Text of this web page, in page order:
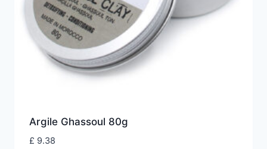
Argile Ghassoul 80g
£ 9.38